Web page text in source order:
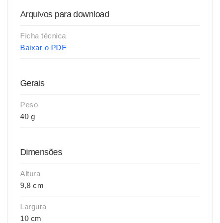
Arquivos para download
Ficha técnica
Baixar o PDF
Gerais
Peso
40 g
Dimensões
Altura
9,8 cm
Largura
10 cm